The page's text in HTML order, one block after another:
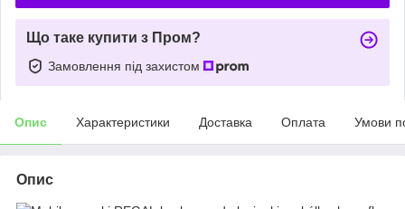
Що таке купити з Пром?
Замовлення під захистом
Опис Характеристики Доставка Оплата Умови
Опис